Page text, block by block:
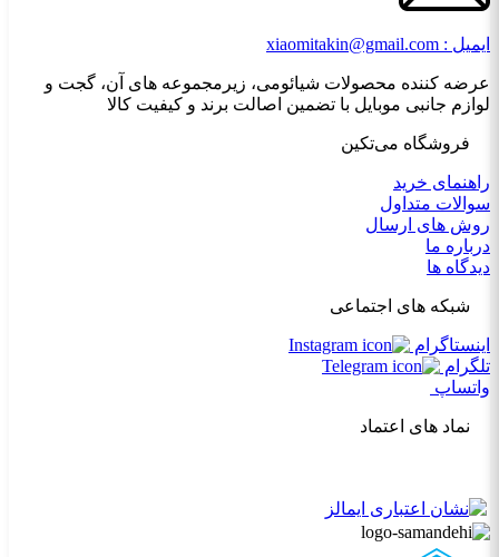
ایمیل : xiaomitakin@gmail.com
عرضه کننده محصولات شیائومی، زیرمجموعه های آن، گجت و
لوازم جانبی موبایل با تضمین اصالت برند و کیفیت کالا
فروشگاه می‌تکین
راهنمای خرید
سوالات متداول
روش های ارسال
درباره ما
دیدگاه ها
شبکه های اجتماعی
اینستاگرام
تلگرام
واتساپ
نماد های اعتماد